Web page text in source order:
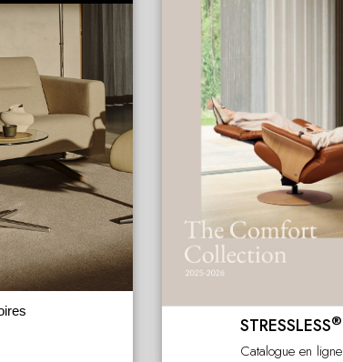
STRESSLESS®
Catalogue en ligne